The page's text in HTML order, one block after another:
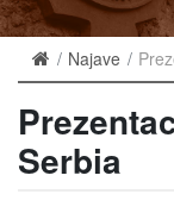
Najave
Serbia